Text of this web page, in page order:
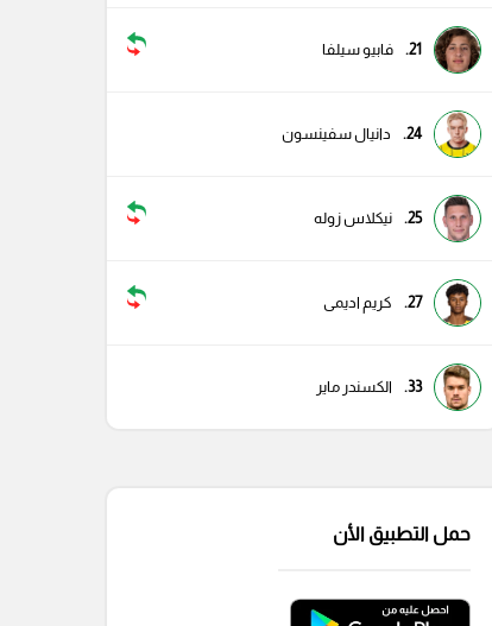
21. فابيو سيلفا
24. دانيال سفينسون
25. نيكلاس زوله
27. كريم اديمى
33. الكسندر ماير
حمل التطبيق الأن